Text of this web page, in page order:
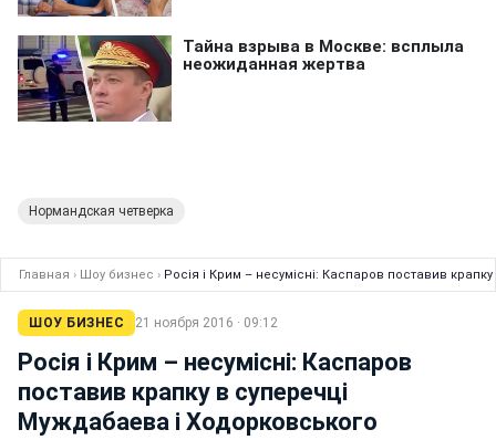
Нормандская четверка
Главная › Шоу бизнес › Росія і Крим – несумісні: Каспаров поставив
ШОУ БИЗНЕС 21 ноября 2016 · 09:12
Росія і Крим – несумісні: Каспаров
поставив крапку в суперечці
Муждабаева і Ходорковського